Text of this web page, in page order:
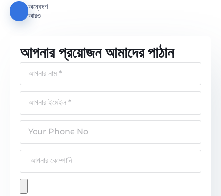
অন্বেষণ
আরও
আপনার প্রয়োজন আমাদের পাঠান